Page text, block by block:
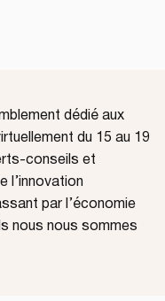
dédié aux
du 15 au 19
conseils et
l’innovation
par l’économie
nous nous sommes